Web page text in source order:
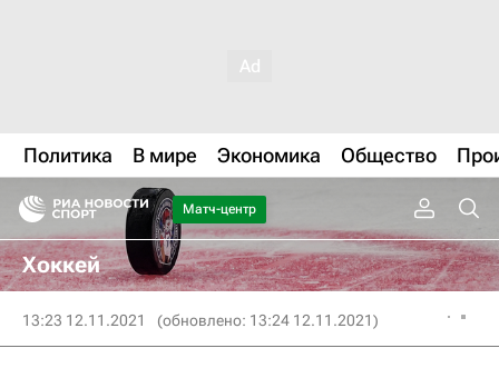
Политика В мире Экономика Общество
Матч-центр
Хоккей
13:23 12.11.2021 (обновлено: 13:24 12.11.2021)